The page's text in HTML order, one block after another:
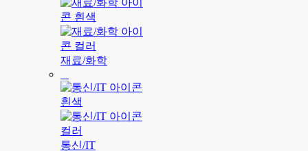
재료/화학
통신/IT